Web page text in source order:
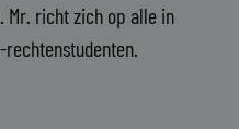
Mr. richt zich op alle in